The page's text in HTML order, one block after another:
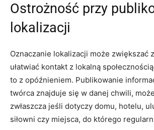
Ostrożność przy
lokalizacji
Oznaczanie lokalizacji może zwiększać
ułatwiać kontakt z lokalną
to z opóźnieniem. Publikowanie
twórca znajduje się w danej chwili,
zwłaszcza jeśli dotyczy domu, hotelu,
siłowni czy miejsca, do którego